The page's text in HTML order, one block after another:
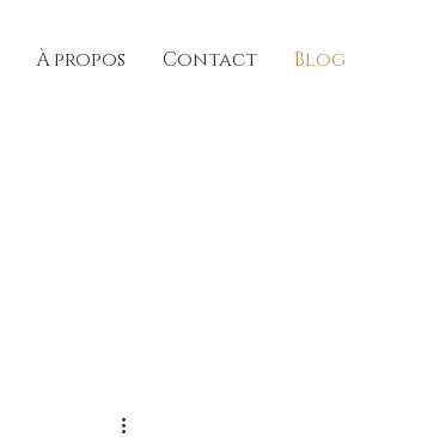
À propos Contact Blog